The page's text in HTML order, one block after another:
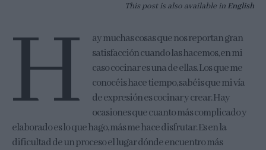
This post is also available in English
H
ay muchas cosas que nos reportan gran
satisfacción cuando las hacemos, en mi
caso cocinar es una de ellas. Los que me
conocéis hace tiempo, sabéis que mi vía
de expresión es cocinar y crear. Hay
ocasiones que cuanto más complicado y
elaborado es lo que hago, más me hace disfrutar. Es en la
dificultad de un proceso el lugar dónde encuentro más